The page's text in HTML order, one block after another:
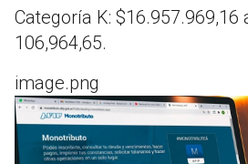
Categoría K: $16.957.969,16
106,964,65.
image.png